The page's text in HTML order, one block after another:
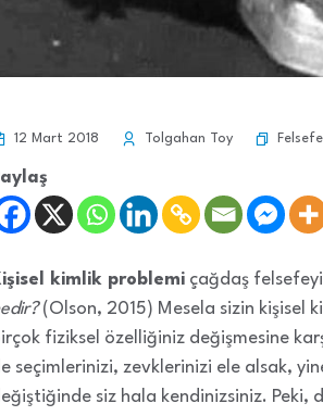
12 Mart 2018 Tolgahan Toy Felsefe
kimlik problemi çağdaş
(Olson, 2015) Mesela sizin kişisel
fiziksel özelliğiniz değişmesine
seçimlerinizi, zevklerinizi ele alsak,
siz hala kendinizsiniz. Peki,